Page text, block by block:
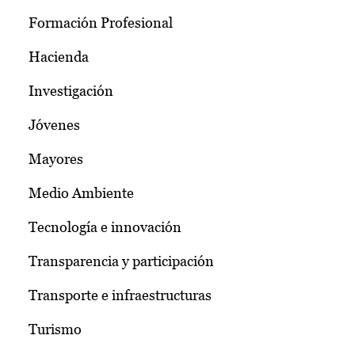
Formación Profesional
Hacienda
Investigación
Jóvenes
Mayores
Medio Ambiente
Tecnología e innovación
Transparencia y participación
Transporte e infraestructuras
Turismo